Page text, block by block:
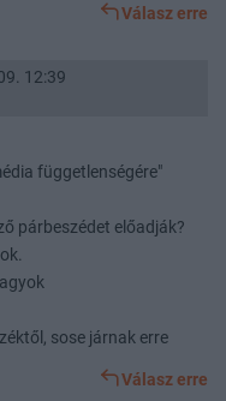
Válasz erre
12:39
függetlenségére"
párbeszédet előadják?
sose járnak erre
Válasz erre